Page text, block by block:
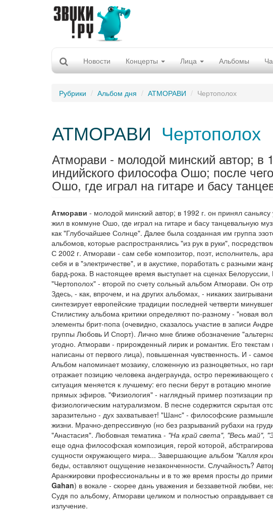
Новости Концерты Лица Альбомы
Рубрики Альбом дня АТМОРАВИ Чертополох
АТМОРАВИ Чертополох
Атморави - молодой минский автор; в
индийского философа Ошо; после
Ошо, где играл на гитаре и басу
Атморави - молодой минский автор; в 1992 г. он принял
жил в коммуне Ошо, где играл на гитаре и басу танцевальную
как "Глубочайшее Солнце". Далее была созданная им группа
альбомов, которые распространялись "из рук в руки",
С 2002 г. Атморави - сам себе композитор, поэт, исполнитель,
себя и в "электричестве", и в акустике, поработать с разными
бард-рока. В настоящее время выступает на сценах
"Чертополох" - второй по счету сольный альбом Атморави. Он
Здесь, - как, впрочем, и на других альбомах, - никаких
синтезирует европейские традиции последней четверти
Стилистику альбома критики определяют по-разному - "новая
элементы брит-попа (очевидно, сказалось участие в записи
группы Любовь И Спорт). Лично мне ближе обозначение
угодно. Атморави - прирожденный лирик и романтик. Его
написаны от первого лица), повышенная чувственность. И -
Альбом напоминает мозаику, сложенную из разноцветных, но
отражает позицию человека андеграунда, остро
ситуация меняется к лучшему: его песни берут в ротацию
прямых эфиров. "Физиология" - наглядный пример поэтизации
физиологическим натурализмом. В песне содержится скрытая
заразительно - дух захватывает! "Шанс" - философские
жизни. Мрачно-депрессивную (но без разрываний рубахи на
"Анастасия". Любовная тематика - "На край света", "Весь май",
еще одна философская композиция, герой которой,
сущности окружающего мира... Завершающие альбом "Капля
беды, оставляют ощущение незаконченности. Случайность?
Аранжировки профессиональны и в то же время просты до
Gahan) в вокале - скорее дань уважения и беззаветной любви,
Судя по альбому, Атморави целиком и полностью оправдывает
излучение.